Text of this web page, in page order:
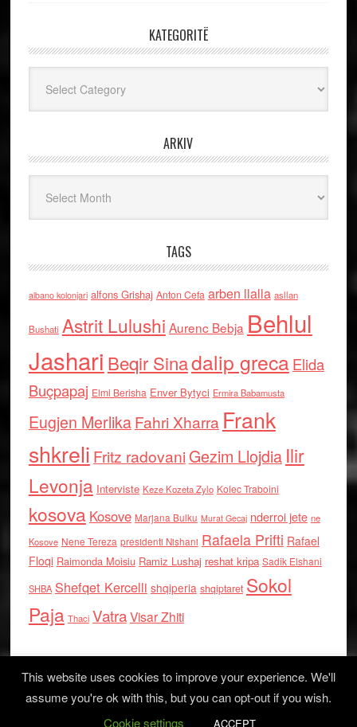
KATEGORITË
ARKIV
TAGS
albano kolonjari alfons Grishaj Anton Cefa arben llalla asllan
Bushati Astrit Lulushi Aurenc Bebja Behlul
Jashari Beqir Sinadalip grecaElida
Buçpapaj Elmi Berisha Enver Bytyci Ermira Babamusta
Eugjen MerlikaFahri Xharra Frank
shkreli Fritz radovaniGezim Llojdia Ilir
Levonja Interviste Keze Kozeta Zylo Kolec Traboini
kosova Kosove Marjana Bulku Murat Gecaj nderroi jete ne
Kosove Nene Tereza presidenti Nishani Rafaela Prifti Rafael
Floqi Raimonda Moisiu Ramiz Lushaj reshat kripa Sadik Elshani
SHBA Shefqet Kercelli shqiperia shqiptaret Sokol
Paja Thaci VatraVisar Zhiti
Log in
This website uses cookies to improve your experience. We'll
assume you're ok with this, but you can opt-out if you wish.
Cookie settings
ACCEPT